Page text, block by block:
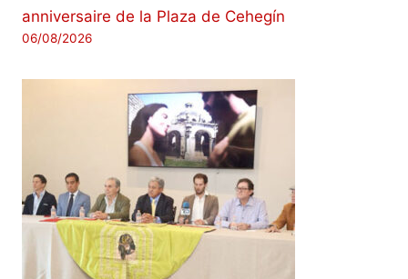
anniversaire de la Plaza de Cehegín
06/08/2026